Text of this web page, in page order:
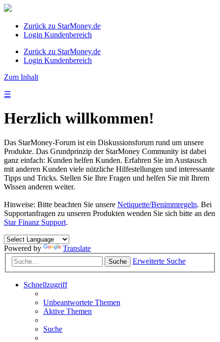
Zurück zu StarMoney.de
Login Kundenbereich
Zurück zu StarMoney.de
Login Kundenbereich
Zum Inhalt
☰
Herzlich willkommen!
Das StarMoney-Forum ist ein Diskussionsforum rund um unsere
Produkte. Das Grundprinzip der StarMoney Community ist dabei
ganz einfach: Kunden helfen Kunden. Erfahren Sie im Austausch
mit anderen Kunden viele nützliche Hilfestellungen und interessante
Tipps und Tricks. Stellen Sie Ihre Fragen und helfen Sie mit Ihrem
Wissen anderen weiter.
Hinweise: Bitte beachten Sie unsere Netiquette/Benimmregeln. Bei
Supportanfragen zu unseren Produkten wenden Sie sich bitte an den
Star Finanz Support.
Powered by Translate
Suche Erweiterte Suche
Schnellzugriff
Unbeantwortete Themen
Aktive Themen
Suche